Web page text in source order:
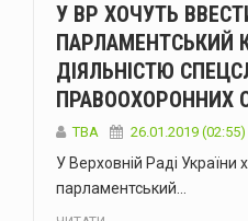
У ВР ХОЧУТЬ
ПАРЛАМЕНТСЬКИЙ
ДІЯЛЬНІСТЮ
ПРАВООХОРОННИХ
TBA 26.01.2019 (02:55)
У Верховній Раді України
парламентський…